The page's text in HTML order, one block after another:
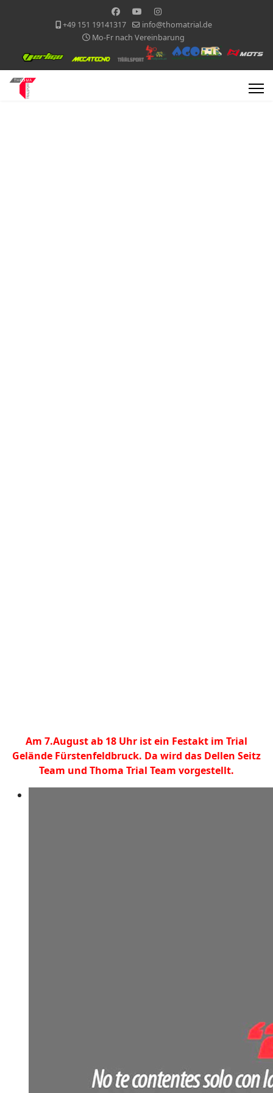
+49 151 19141317
info@thomatrial.de
Mo-Fr nach Vereinbarung
Am 7.August ab 18 Uhr ist ein Festakt im Trial
Gelände Fürstenfeldbruck. Da wird das Dellen Seitz
Team und Thoma Trial Team vorgestellt.